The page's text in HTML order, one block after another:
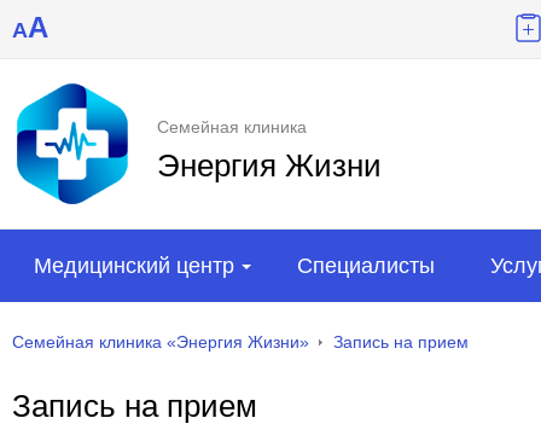
AA
Семейная клиника
Энергия Жизни
Медицинский центр Специалисты
Семейная клиника «Энергия Жизни» Запись на прием
Запись на прием